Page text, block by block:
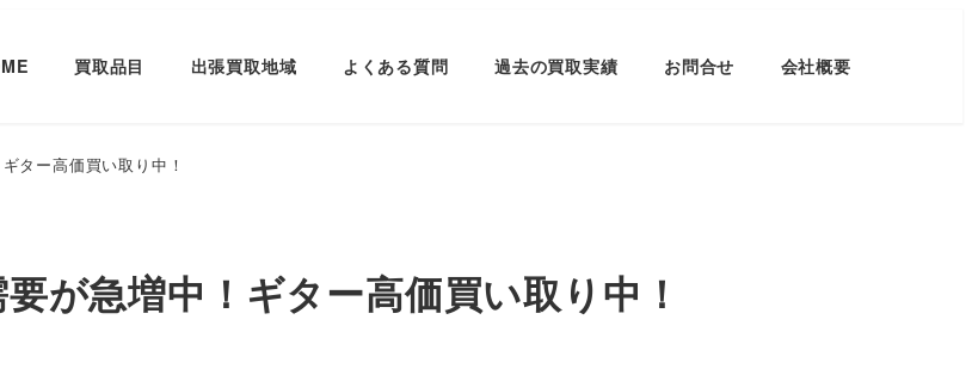
買取品目 出張買取地域 よくある質問 過去の買取実績 お問合せ 会社概要
ター高価買い取り中！
が急増中！ギター高価買い取り中！